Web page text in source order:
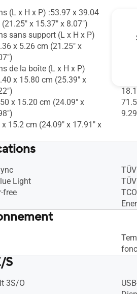
(L x H x P) :53.97 x 39.04
x 15.37" x 8.07")
sans support (L x H x P)
x 5.26 cm (21.25" x
de la boîte (L x H x P)
x 15.80 cm (25.39" x
x 15.20 cm (24.09" x
15.2 cm (24.09" x 17.91" x
-
Light
free
S
3S/O